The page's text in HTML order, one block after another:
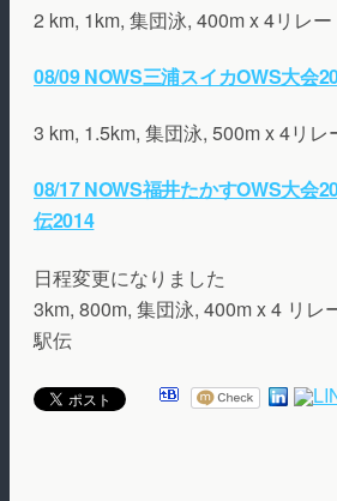
2 km, 1km, 集団泳, 400m x 4リレー
08/09 NOWS三浦スイカOWS大会
3 km, 1.5km, 集団泳, 500m x 4リレ
08/17 NOWS福井たかすOWS大会
伝2014
日程変更になりました
3km, 800m, 集団泳, 400m x 4 リレ
駅伝